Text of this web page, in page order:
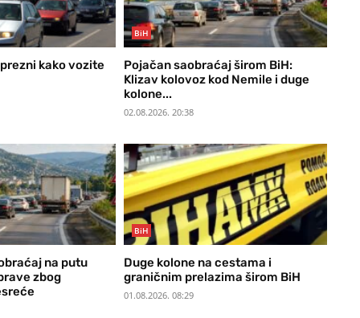
kako vozite
BiH
Pojačan saobraćaj širom BiH:
Klizav kolovoz kod Nemile i duge
kolone...
02.08.2026. 20:38
na putu
zbog
BiH
Duge kolone na cestama i
graničnim prelazima širom BiH
01.08.2026. 08:29